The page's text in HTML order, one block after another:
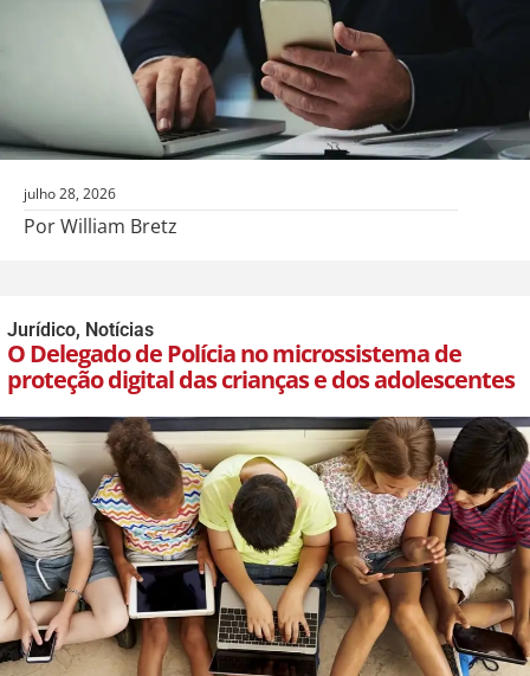
julho 28, 2026
Por William Bretz
Jurídico, Notícias
O Delegado de Polícia no microssistema de
proteção digital das crianças e dos adolescentes